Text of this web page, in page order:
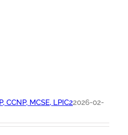
CCNP, MCSE, LPIC22026-02-